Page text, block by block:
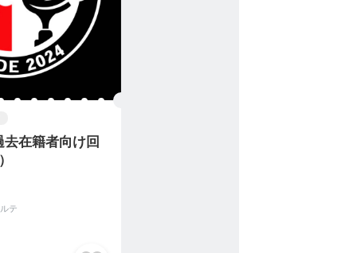
在籍者向け回
テ